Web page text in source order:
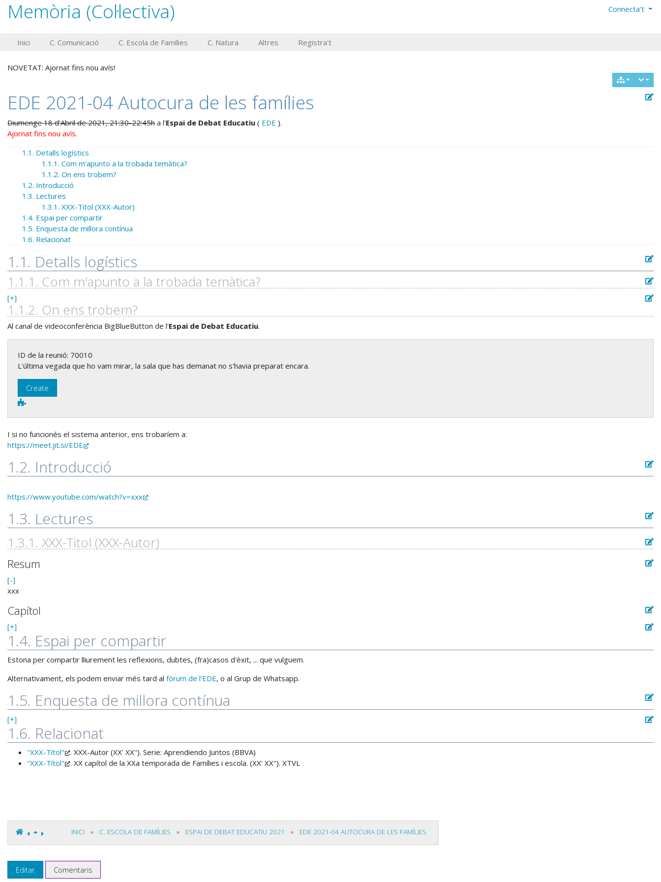
Memòria (Col·lectiva) Connecta't
Inici C. Comunicació C. Escola de Famílies C. Natura Altres Registra't
NOVETAT: Ajornat fins nou avís!
EDE 2021-04 Autocura de les famílies
Diumenge 18 d'Abril de 2021, 21:30-22:45h a l'Espai de Debat Educatiu ( EDE ).
Ajornat fins nou avís.
1.1. Detalls logístics
1.1.1. Com m'apunto a la trobada temàtica?
1.1.2. On ens trobem?
1.2. Introducció
1.3. Lectures
1.3.1. XXX-Titol (XXX-Autor)
1.4. Espai per compartir
1.5. Enquesta de millora contínua
1.6. Relacionat
1.1. Detalls logístics
1.1.1. Com m'apunto a la trobada temàtica?
[+]
1.1.2. On ens trobem?
Al canal de videoconferència BigBlueButton de l'Espai de Debat Educatiu.
ID de la reunió: 70010
L'última vegada que ho vam mirar, la sala que has demanat no s'havia preparat encara.
I si no funcionés el sistema anterior, ens trobaríem a:
https://meet.jit.si/EDE
1.2. Introducció
https://www.youtube.com/watch?v=xxx
1.3. Lectures
1.3.1. XXX-Titol (XXX-Autor)
Resum
[-]
xxx
Capítol
[+]
1.4. Espai per compartir
Estona per compartir lliurement les reflexions, dubtes, (fra)casos d'èxit, ... que vulguem.
Alternativament, els podem enviar més tard al fòrum de l'EDE, o al Grup de Whatsapp.
1.5. Enquesta de millora contínua
[+]
1.6. Relacionat
"XXX-Títol"
. XXX-Autor (XX' XX''). Serie: Aprendiendo Juntos (BBVA)
"XXX-Títol"
. XX capítol de la XXa temporada de Famílies i escola. (XX' XX''). XTVL
INICI » C. ESCOLA DE FAMÍLIES » ESPAI DE DEBAT EDUCATIU 2021 » EDE 2021-04 AUTOCURA DE LES FAMÍLIES
Editar Comentaris